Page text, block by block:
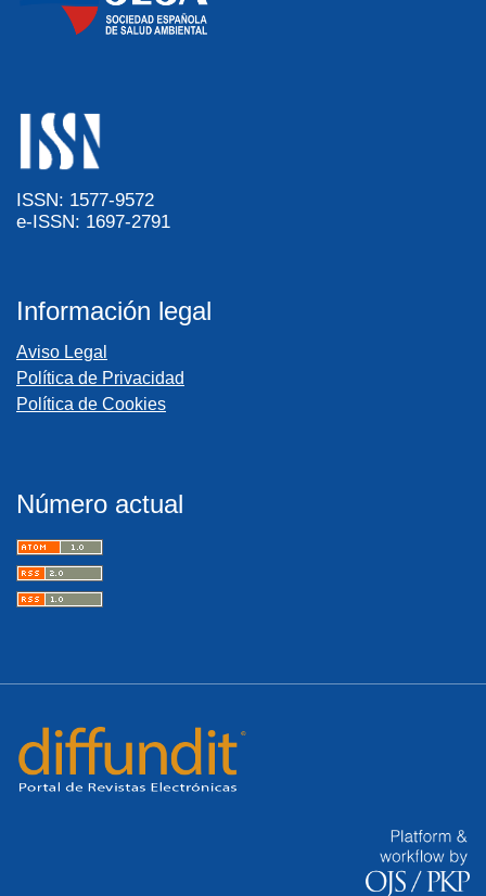
ISSN: 1577-9572
e-ISSN: 1697-2791
Información legal
Aviso Legal
Política de Privacidad
Política de Cookies
Número actual